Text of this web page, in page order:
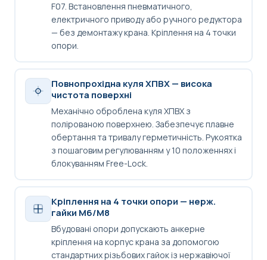
F07. Встановлення пневматичного,
електричного приводу або ручного редуктора
— без демонтажу крана. Кріплення на 4 точки
опори.
Повнопрохідна куля ХПВХ — висока
чистота поверхні
Механічно оброблена куля ХПВХ з
полірованою поверхнею. Забезпечує плавне
обертання та тривалу герметичність. Рукоятка
з пошаговим регулюванням у 10 положеннях і
блокуванням Free-Lock.
Кріплення на 4 точки опори — нерж.
гайки M6/M8
Вбудовані опори допускають анкерне
кріплення на корпус крана за допомогою
стандартних різьбових гайок із нержавіючої